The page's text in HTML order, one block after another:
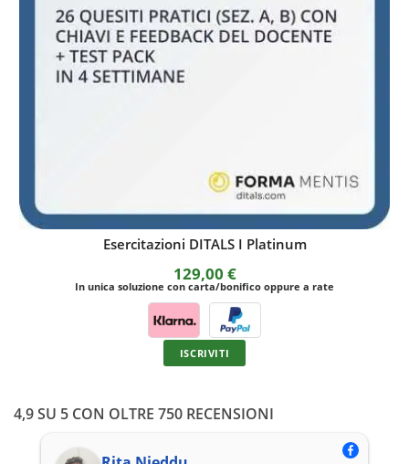
Esercitazioni DITALS I Platinum
129,00 €
In unica soluzione con carta/bonifico oppure a rate
ISCRIVITI
4,9 SU 5 CON OLTRE 750 RECENSIONI